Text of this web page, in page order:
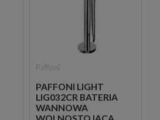
PAFFONI LIGHT
LIG032CR BATERIA
WANNOWA